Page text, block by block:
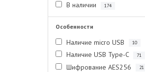
В наличии 174
Особенности
Наличие micro USB 10
Наличие USB Type-C 71
Шифрование AES256 21